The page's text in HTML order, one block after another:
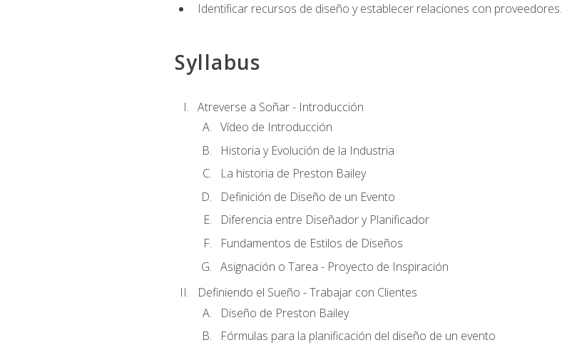
Identificar recursos de diseño y establecer relaciones con proveedores.
Syllabus
Atreverse a Soñar - Introducción
Vídeo de Introducción
Historia y Evolución de la Industria
La historia de Preston Bailey
Definición de Diseño de un Evento
Diferencia entre Diseñador y Planificador
Fundamentos de Estilos de Diseños
Asignación o Tarea - Proyecto de Inspiración
Definiendo el Sueño - Trabajar con Clientes
Diseño de Preston Bailey
Fórmulas para la planificación del diseño de un evento